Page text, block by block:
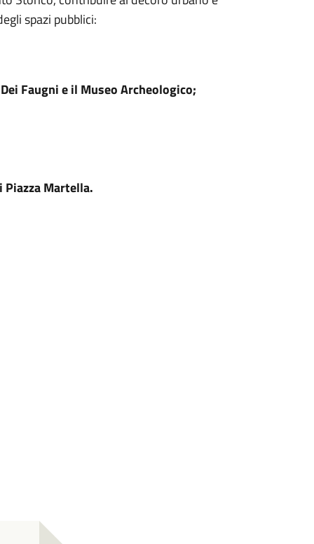
spazi pubblici:
Faugni e il Museo Archeologico;
Piazza Martella.